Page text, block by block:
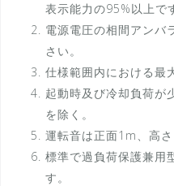
表示能力の95%以上で
電源電圧の相間アンバ
さい。
仕様範囲内における最
起動時及び冷却負荷が
を除く。
運転音は正面1m、高さ
標準で過負荷保護兼用
す。